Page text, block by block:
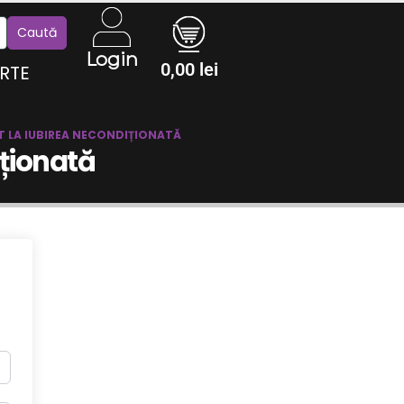
Login 0,00 lei
LA IUBIREA NECONDIȚIONATĂ